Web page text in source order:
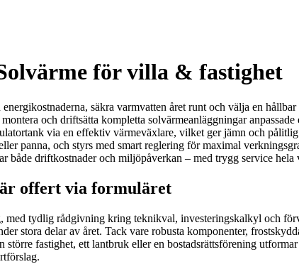
för villa & fastighet
säkra varmvatten året runt och välja en
och driftsätta kompletta solvärmeanläggningar
via en effektiv värmeväxlare, vilket ger jämn och
panna, och styrs med smart reglering för maximal
driftkostnader och miljöpåverkan – med trygg service hela
offert via formuläret
tydlig rådgivning kring teknikval, investeringskalkyl och
stora delar av året. Tack vare robusta komponenter,
fastighet, ett lantbruk eller en bostadsrättsförening